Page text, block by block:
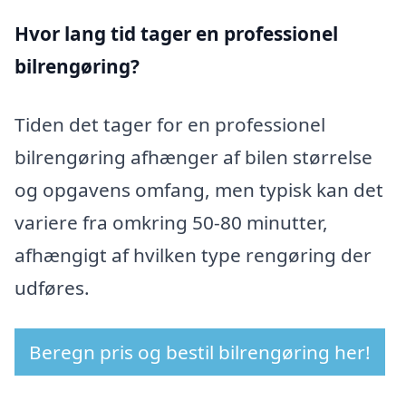
Hvor lang tid tager en professionel
bilrengøring?
Tiden det tager for en professionel
bilrengøring afhænger af bilen størrelse
og opgavens omfang, men typisk kan det
variere fra omkring 50-80 minutter,
afhængigt af hvilken type rengøring der
udføres.
Beregn pris og bestil bilrengøring her!